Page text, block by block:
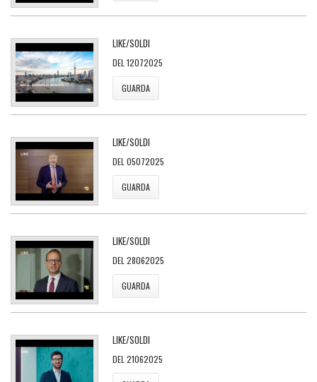
LIKE/SOLDI
DEL 12072025
GUARDA
LIKE/SOLDI
DEL 05072025
GUARDA
LIKE/SOLDI
DEL 28062025
GUARDA
LIKE/SOLDI
DEL 21062025